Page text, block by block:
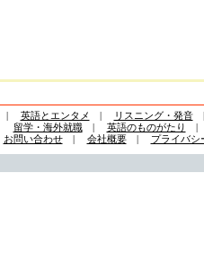
| 英語とエンタメ | リスニング・発音
留学・海外就職| 英語のものがたり
お問い合わせ| 会社概要| プライバシ